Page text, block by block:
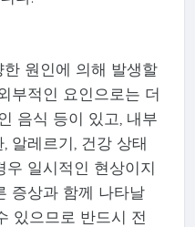
원인에 의해 발생할
부적인 요인으로는 더
음식 등이 있고, 내부
알레르기, 건강 상태
우 일시적인 현상이지
증상과 함께 나타날
있으므로 반드시 전